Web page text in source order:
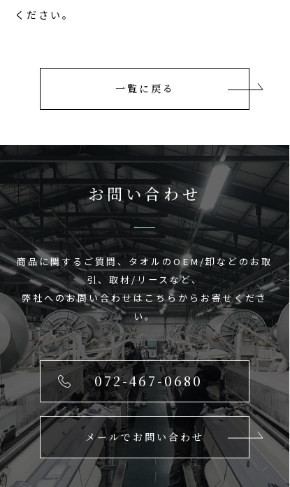
ください。
一覧に戻る
お問い合わせ
商品に関するご質問、タオルのOEM/卸などのお取
引、取材/リースなど、
弊社へのお問い合わせはこちらからお寄せくださ
い。
072-467-0680
メールでお問い合わせ